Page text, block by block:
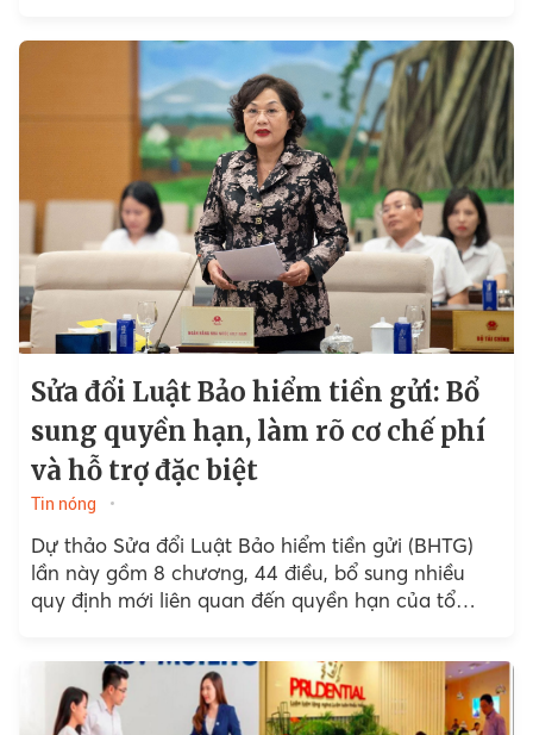
Sửa đổi Luật Bảo hiểm tiền gửi: Bổ
sung quyền hạn, làm rõ cơ chế phí
và hỗ trợ đặc biệt
Tin nóng
Dự thảo Sửa đổi Luật Bảo hiểm tiền gửi (BHTG)
lần này gồm 8 chương, 44 điều, bổ sung nhiều
quy định mới liên quan đến quyền hạn của tổ